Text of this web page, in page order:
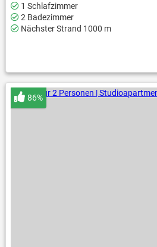
1 Schlafzimmer
2 Badezimmer
Nächster Strand 1000 m
86%